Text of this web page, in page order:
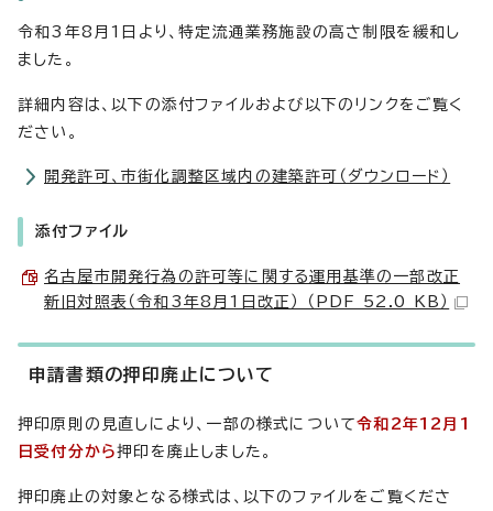
令和3年8月1日より、特定流通業務施設の高さ制限を緩和し
ました。
詳細内容は、以下の添付ファイルおよび以下のリンクをご覧く
ださい。
開発許可、市街化調整区域内の建築許可（ダウンロード）
添付ファイル
名古屋市開発行為の許可等に関する運用基準の一部改正
新旧対照表（令和3年8月1日改正） （PDF 52.0 KB）
申請書類の押印廃止について
押印原則の見直しにより、一部の様式について令和2年12月1
日受付分から押印を廃止しました。
押印廃止の対象となる様式は、以下のファイルをご覧くださ